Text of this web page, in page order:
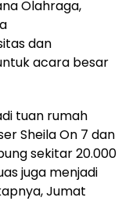
Olahraga,
dan
acara besar
tuan rumah
Sheila On 7 dan
sekitar 20.000
juga menjadi
Jumat